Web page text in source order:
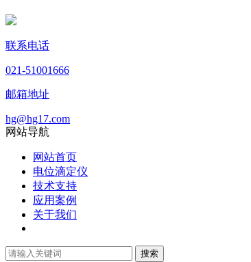
联系电话
021-51001666
邮箱地址
hg@hg17.com
网站导航
网站首页
电位滴定仪
技术支持
应用案例
关于我们